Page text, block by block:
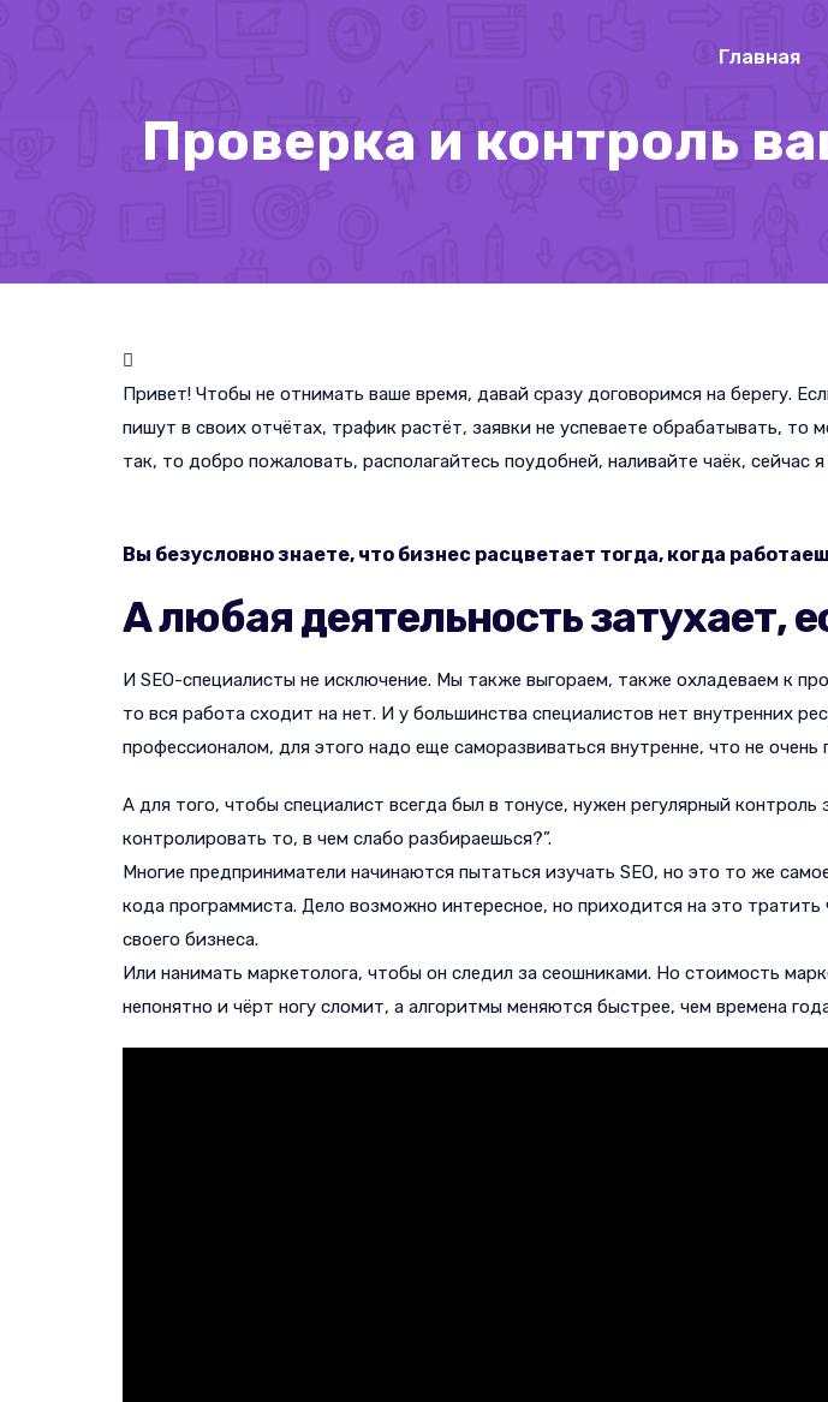
Главная
Проверка и контроль
Привет! Чтобы не отнимать ваше время, давай сразу договоримся на берегу.
пишут в своих отчётах, трафик растёт, заявки не успеваете обрабатывать,
так, то добро пожаловать, располагайтесь поудобней, наливайте чаёк, сейчас
Вы безусловно знаете, что бизнес расцветает тогда, когда
А любая деятельность затухает,
И SEO-специалисты не исключение. Мы также выгораем, также охладеваем к
то вся работа сходит на нет. И у большинства специалистов нет внутренних
профессионалом, для этого надо еще саморазвиваться внутренне, что не очень
А для того, чтобы специалист всегда был в тонусе, нужен регулярный
контролировать то, в чем слабо разбираешься?”.
Многие предприниматели начинаются пытаться изучать SEO, но это то же
кода программиста. Дело возможно интересное, но приходится на это
своего бизнеса.
Или нанимать маркетолога, чтобы он следил за сеошниками. Но стоимость
непонятно и чёрт ногу сломит, а алгоритмы меняются быстрее, чем времена